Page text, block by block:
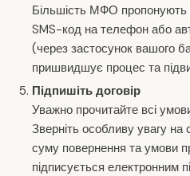
Більшість МФО пропонують
SMS-код на телефон або
(через застосунок вашого
пришвидшує процес та
Підпишіть договір
Уважно прочитайте всі
Зверніть особливу увагу на
суму повернення та умови
підписується електронним